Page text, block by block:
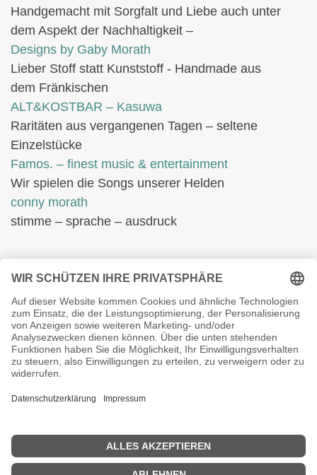
Handgemacht mit Sorgfalt und Liebe auch unter
dem Aspekt der Nachhaltigkeit –
Designs by Gaby Morath
Lieber Stoff statt Kunststoff - Handmade aus
dem Fränkischen
ALT&KOSTBAR – Kasuwa
Raritäten aus vergangenen Tagen – seltene
Einzelstücke
Famos. – finest music & entertainment
Wir spielen die Songs unserer Helden
conny morath
stimme – sprache – ausdruck
© 2024 babyvintage by Gaby Morath
Kein Mehrwertsteuerausweis, da Kleinunternehmer nach §19
(1) UStG.
Preis in diesem Online-Shop.